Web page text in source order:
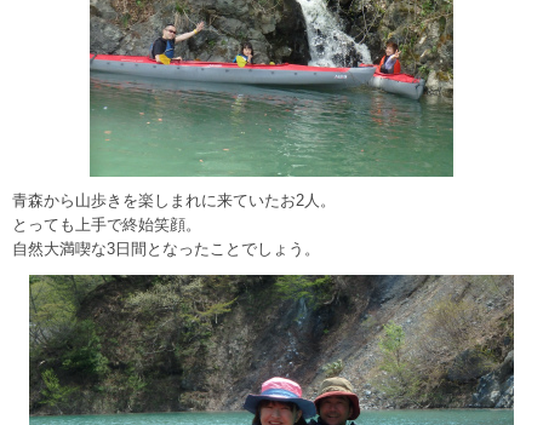
青森から山歩きを楽しまれに来ていたお2人。
とっても上手で終始笑顔。
自然大満喫な3日間となったことでしょう。